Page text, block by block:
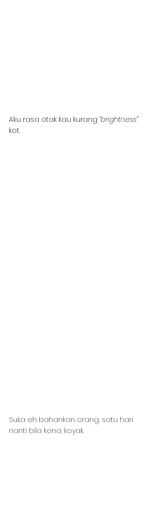
Aku rasa otak kau kurang “brightness”
kot.
Suka eh bahankan orang, satu hari
nanti bila kena, koyak.